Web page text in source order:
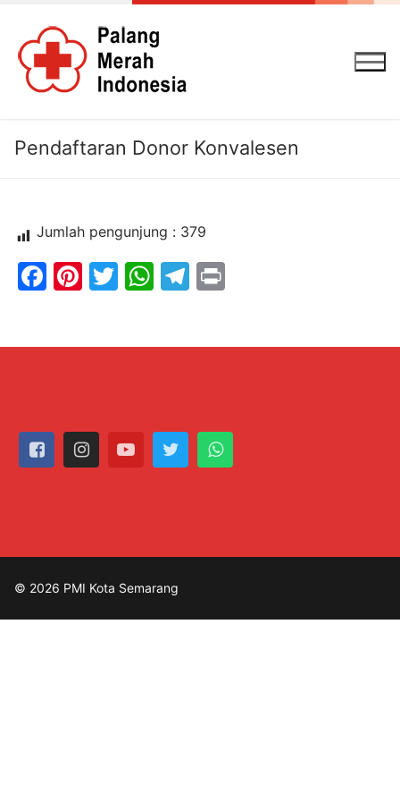
konten
Pendaftaran Donor Konvalesen
Jumlah pengunjung : 379
Facebook
Pinterest
Twitter
WhatsApp
Telegram
© 2026 PMI Kota Semarang